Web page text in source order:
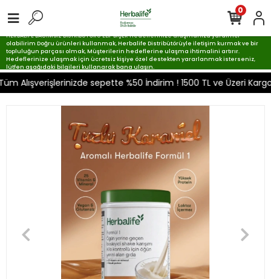
HERBALIFE BAĞIMSIZ DİSTRİBÜTÖRÜ ELİF BİÇER Hedeflerinize ulaşmanıza yardımcı
olabilirim Doğru ürünleri kullanmak, Herbalife Distribütörüyle iletişim kurmak ve bir
topluluğun parçası olmak, Müşterilerin hedeflerine ulaşma ihtimalini artırır.
Hedeflerinize ulaşmak için ücretsiz kişiye özel destekten yararlanmak isterseniz,
lütfen aşağıdaki bilgileri kullanarak bana ulaşın.
Alışverişlerinizde sepette %50 İndirim ! 1500 TL ve Üzeri
0